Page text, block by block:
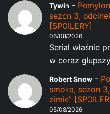
Tywin -
sezon 3,
[SPOILERY]
06/08/2026
Serial właśnie
w coraz
Robert Snow -
smoka, sezon
zimie”
05/08/2026